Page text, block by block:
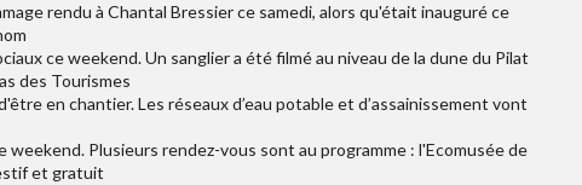
rendu à Chantal Bressier ce samedi, alors qu'était inauguré ce
ce weekend. Un sanglier a été filmé au niveau de la dune du Pilat
des Tourismes
en chantier. Les réseaux d’eau potable et d’assainissement vont
Plusieurs rendez-vous sont au programme : l'Ecomusée de
et gratuit